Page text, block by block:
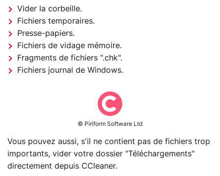
Vider la corbeille.
Fichiers temporaires.
Presse-papiers.
Fichiers de vidage mémoire.
Fragments de fichiers ".chk".
Fichiers journal de Windows.
© Piriform Software Ltd
Vous pouvez aussi, s'il ne contient pas de fichiers trop
importants, vider votre dossier "Téléchargements"
directement depuis CCleaner.